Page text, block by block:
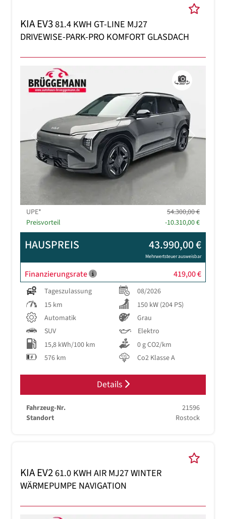
KIA EV381.4 KWH GT-LINE MJ27
DRIVEWISE-PARK-PRO KOMFORT GLASDACH
Previous Next
UPE*
54.300,00 €
Preisvorteil
-10.310,00 €
HAUSPREIS 43.990,00 €
Mehrwertsteuer ausweisbar
Finanzierungsrate 419,00 €
Tageszulassung
08/2026
15 km
150 kW (204 PS)
Automatik
Grau
SUV
Elektro
15,8 kWh/100 km
0 g CO2/km
576 km
Co2 Klasse A
Details
Fahrzeug-Nr.
21596
Standort
Rostock
KIA EV261.0 KWH AIR MJ27 WINTER
WÄRMEPUMPE NAVIGATION